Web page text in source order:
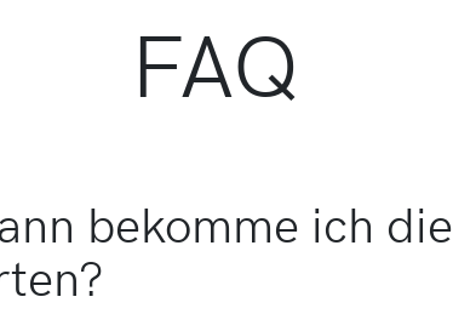
FAQ
bekomme ich die